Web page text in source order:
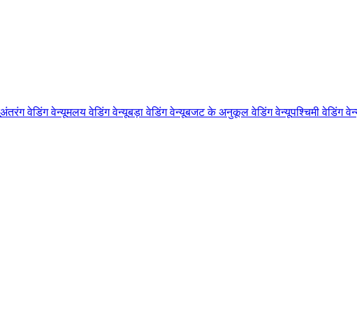
अंतरंग वेडिंग वेन्यूमलय वेडिंग वेन्यूबड़ा वेडिंग वेन्यूबजट के अनुकूल वेडिंग वेन्यूपश्चिमी वेडिंग